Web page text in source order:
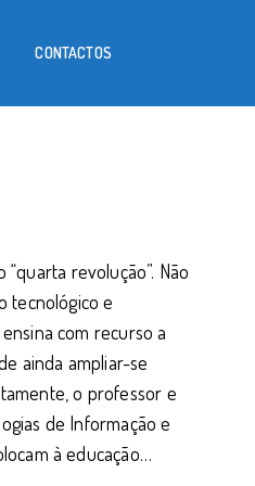
CONTACTOS
revolução”. Não
tecnológico e
com recurso a
ainda ampliar-se
o professor e
de Informação e
à educação…